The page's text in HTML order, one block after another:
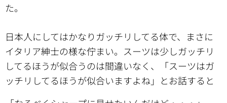
た。
日本人にしてはかなりガッチリしてる体で、まさに
イタリア紳士の様な佇まい。スーツは少しガッチリ
してるほうが似合うのは間違いなく、「スーツはガ
ッチリしてるほうが似合いますよね」とお話すると